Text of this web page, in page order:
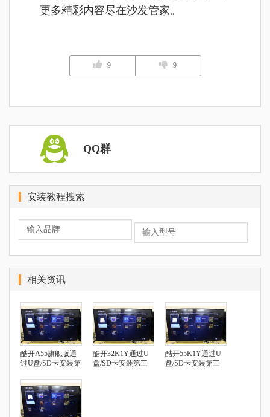
更多精彩内容尽在沙发管家。
9 9
QQ群
安装教程搜索
相关资讯
酷开A55旗舰版通
过U盘/SD卡安装第
酷开32K1Y通过U
盘/SD卡安装第三
酷开55K1Y通过U
盘/SD卡安装第三